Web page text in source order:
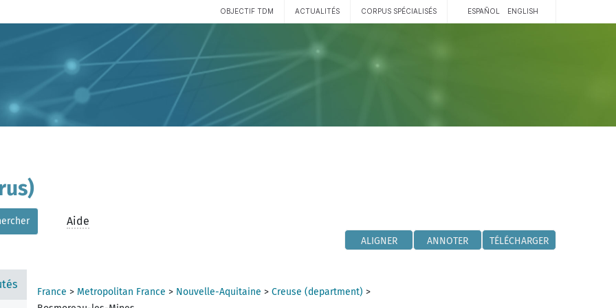
OBJECTIF TDM ACTUALITÉS CORPUS SPÉCIALISÉS ESPAÑOL ENGLISH
Aide
ALIGNER ANNOTER TÉLÉCHARGER
France > Metropolitan France > Nouvelle-Aquitaine > Creuse (department) >